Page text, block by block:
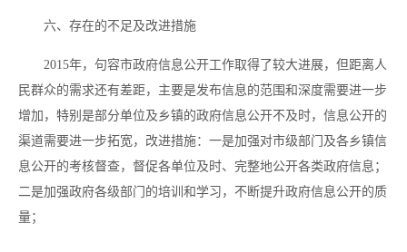
六、存在的不足及改进措施
2015年，句容市政府信息公开工作取得了较大进展，但距离人
民群众的需求还有差距，主要是发布信息的范围和深度需要进一步
增加，特别是部分单位及乡镇的政府信息公开不及时，信息公开的
渠道需要进一步拓宽，改进措施：一是加强对市级部门及各乡镇信
息公开的考核督查，督促各单位及时、完整地公开各类政府信息；
二是加强政府各级部门的培训和学习，不断提升政府信息公开的质
量；